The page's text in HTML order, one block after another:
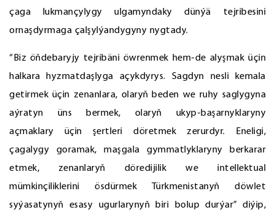
çaga lukmançylygy ulgamyndaky dünýä tejribesini
ornaşdyrmaga çalşylýandygyny nygtady.
“Biz öňdebaryjy tejribäni öwrenmek hem-de alyşmak üçin
halkara hyzmatdaşlyga açykdyrys. Sagdyn nesli kemala
getirmek üçin zenanlara, olaryň beden we ruhy saglygyna
aýratyn üns bermek, olaryň ukyp-başarnyklaryny
açmaklary üçin şertleri döretmek zerurdyr. Eneligi,
çagalygy goramak, maşgala gymmatlyklaryny berkarar
etmek, zenanlaryň döredijilik we intellektual
mümkinçiliklerini ösdürmek Türkmenistanyň döwlet
syýasatynyň esasy ugurlarynyň biri bolup durýar” diýip,